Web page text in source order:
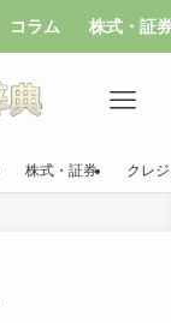
コラム 株式・証
株式・証券 クレ